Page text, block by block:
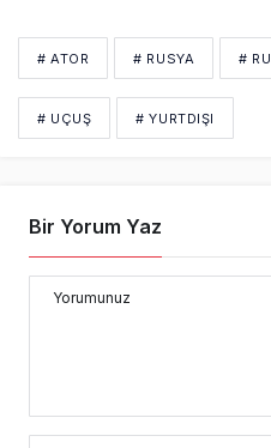
# ATOR # RUSYA #
# UÇUŞ # YURTDIŞI
Bir Yorum Yaz
Yorumunuz